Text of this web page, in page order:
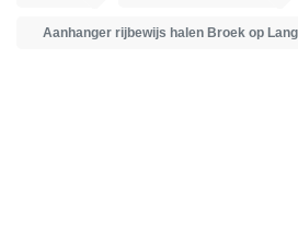
Aanhanger rijbewijs halen Broek op